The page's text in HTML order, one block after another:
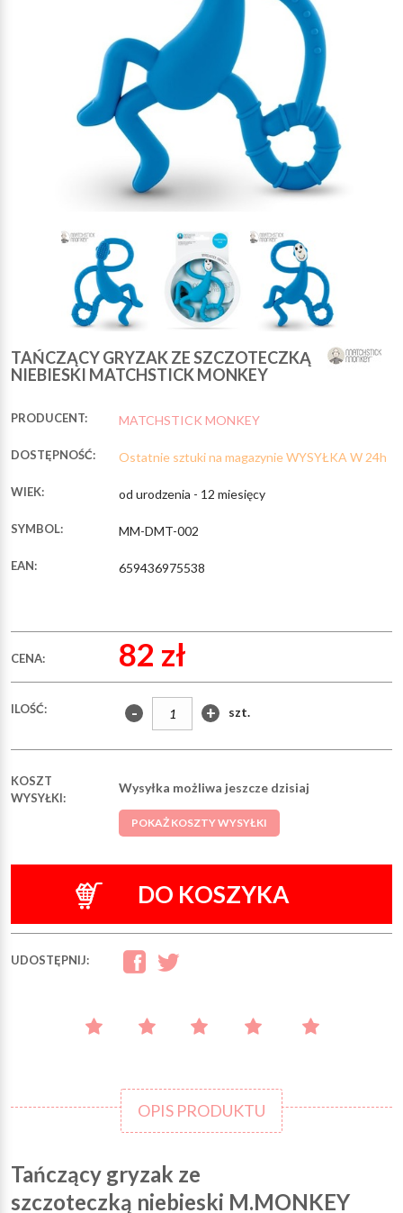
TAŃCZĄCY GRYZAK ZE SZCZOTECZKĄ
NIEBIESKI MATCHSTICK MONKEY
PRODUCENT: MATCHSTICK MONKEY
DOSTĘPNOŚĆ: Ostatnie sztuki na magazynie WYSYŁKA W 24h
WIEK: od urodzenia - 12 miesięcy
SYMBOL: MM-DMT-002
EAN: 659436975538
CENA: 82 zł
ILOŚĆ: - + szt.
KOSZT
WYSYŁKI:
Wysyłka możliwa jeszcze dzisiaj
POKAŻ KOSZTY WYSYŁKI
DO KOSZYKA
UDOSTĘPNIJ:
OPIS PRODUKTU
Tańczący gryzak ze
szczoteczką niebieski M.MONKEY